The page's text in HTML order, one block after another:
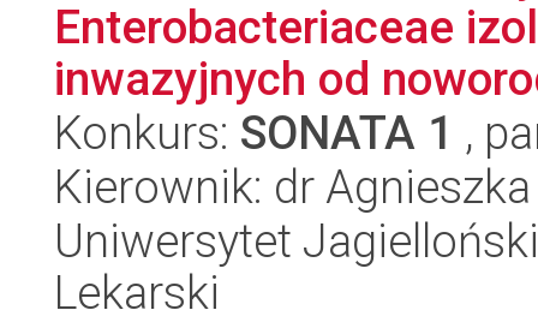
Enterobacteriaceae
inwazyjnych od
Konkurs: SONATA 1 ,
Kierownik: dr
Uniwersytet
Lekarski